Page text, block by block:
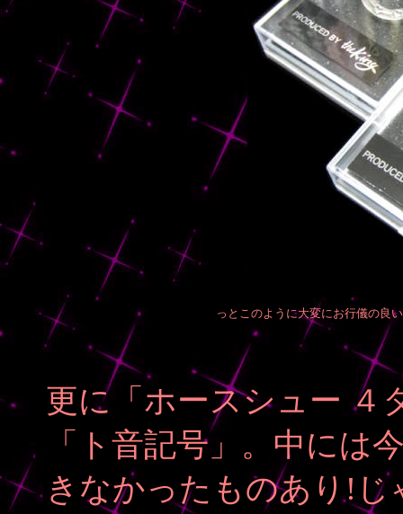
っとこのように大変にお行儀の良
更に「ホースシュー ４
「ト音記号」。中には
きなかったものあり!じ